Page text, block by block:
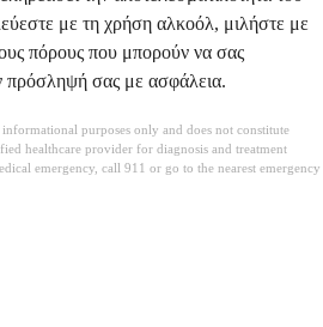
με τη χρήση αλκοόλ, μιλήστε με
πόρους που μπορούν να σας
πρόσληψή σας με ασφάλεια.
purposes only and does not constitute
healthcare provider for diagnosis and treatment
emergency, call 911 or go to the nearest emergency